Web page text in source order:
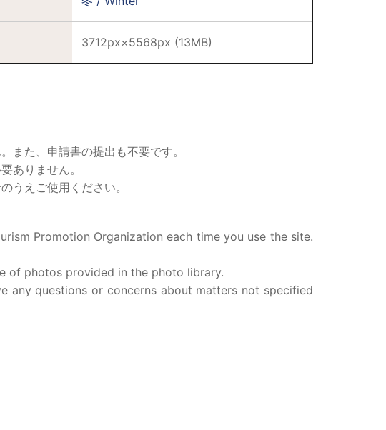
3712px×5568px (13MB)
また、申請書の提出も不要です。
ありません。
うえご使用ください。
Promotion Organization each time you use the site.
of photos provided in the photo library.
any questions or concerns about matters not specified